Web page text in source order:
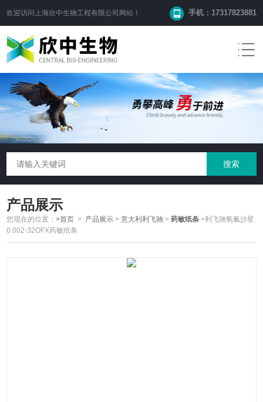
欢迎访问 上海欣中生物工程有限公司 网站！ 手机：17317823881
产品展示
您现在的位置：>首页 > 产品展示 >意大利利飞驰 >药敏纸条 >利飞驰氧氟沙星
0.002-32OFX药敏纸条